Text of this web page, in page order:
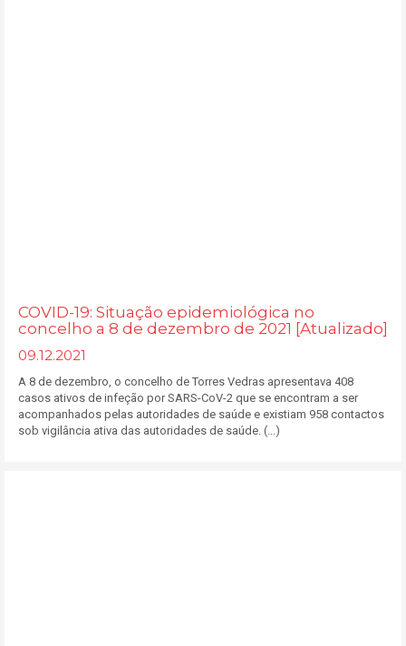
COVID-19: Situação epidemiológica no
concelho a 8 de dezembro de 2021 [Atualizado]
09.12.2021
A 8 de dezembro, o concelho de Torres Vedras apresentava 408
casos ativos de infeção por SARS-CoV-2 que se encontram a ser
acompanhados pelas autoridades de saúde e existiam 958 contactos
sob vigilância ativa das autoridades de saúde. (...)